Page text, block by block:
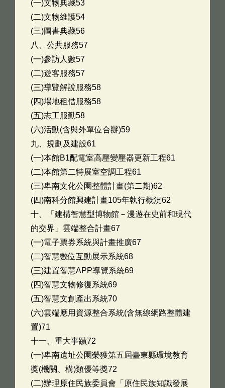
(一)文物典藏53
(二)文物維護54
(三)圖書典藏56
八、公共服務57
(一)參訪人數57
(二)遊客服務57
(三)導覽解說服務58
(四)場地租借服務58
(五)志工服勤58
(六)活動(含與外單位合辦)59
九、規劃及建設61
(一)本館B1配電室高壓變壓器更新工程61
(二)本館第二特展室空調工程61
(三)卑南文化公園整體計畫(第二期)62
(四)南科分館興建計畫105年執行概況62
十、「建構智慧型博物館－漫遊在史前和現代
的交界」雲端整合計畫67
(一)電子票券系統與計畫推廣67
(二)智慧數位互動展示系統68
(三)建置智慧APP導覽系統69
(四)智慧文物修復系統69
(五)智慧文創產出系統70
(六)雲端應用資源整合系統(含無線網路整體建
置)71
十一、重大事蹟72
(一)卑南遺址公園榮獲第五屆臺東縣環境教育
獎(機關、構)類優等獎72
(二)辦理原住民族委員會「原住民族知識發展